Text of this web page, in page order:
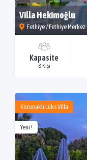
Villa Hekimoğlu
Fethiye / Fethiye Merkez
Kapasite
8 Kişi
Korunaklı Lüks Villa
Yeni !